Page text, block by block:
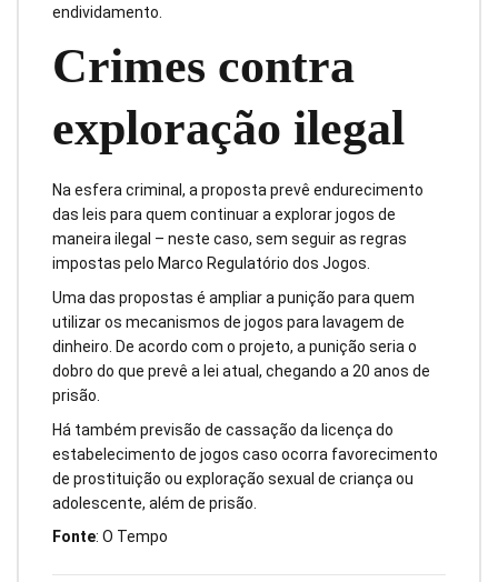
endividamento.
Crimes contra
exploração ilegal
Na esfera criminal, a proposta prevê endurecimento
das leis para quem continuar a explorar jogos de
maneira ilegal – neste caso, sem seguir as regras
impostas pelo Marco Regulatório dos Jogos.
Uma das propostas é ampliar a punição para quem
utilizar os mecanismos de jogos para lavagem de
dinheiro. De acordo com o projeto, a punição seria o
dobro do que prevê a lei atual, chegando a 20 anos de
prisão.
Há também previsão de cassação da licença do
estabelecimento de jogos caso ocorra favorecimento
de prostituição ou exploração sexual de criança ou
adolescente, além de prisão.
Fonte: O Tempo